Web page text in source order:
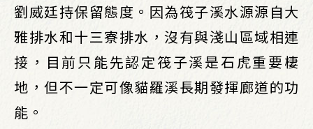
劉威廷持保留態度。因為筏子溪水源源自大
雅排水和十三寮排水，沒有與淺山區域相連
接，目前只能先認定筏子溪是石虎重要棲
地，但不一定可像貓羅溪長期發揮廊道的功
能。